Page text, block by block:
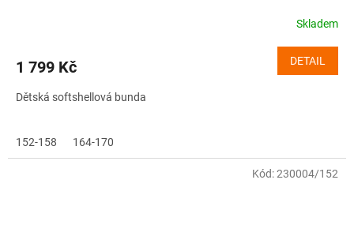
Skladem
1 799 Kč DETAIL
Dětská softshellová bunda
152-158 164-170
Kód:230004/152